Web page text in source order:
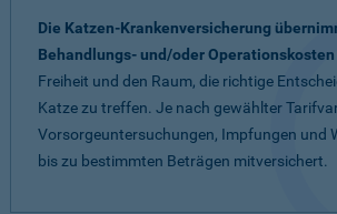
Die Katzen-Krankenversicherung
Behandlungs- und/oder Operationskosten
Freiheit und den Raum, die richtige
Katze zu treffen. Je nach gewählter
Vorsorgeuntersuchungen, Impfungen und
bis zu bestimmten Beträgen mitversichert.